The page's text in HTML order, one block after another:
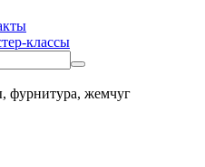
классы
фурнитура, жемчуг